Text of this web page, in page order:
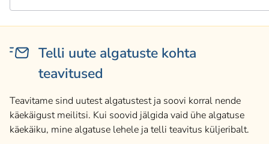
Telli uute algatuste kohta
teavitused
Teavitame sind uutest algatustest ja soovi korral nende
käekäigust meilitsi. Kui soovid jälgida vaid ühe algatuse
käekäiku, mine algatuse lehele ja telli teavitus küljeribalt.